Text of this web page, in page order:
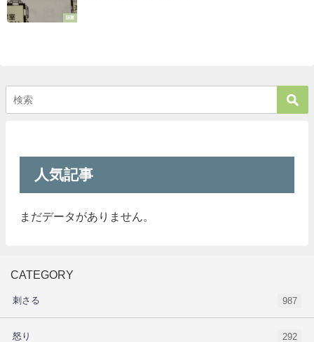
話題
人気記事
まだデータがありません。
CATEGORY
刺さる 987
怒り 292